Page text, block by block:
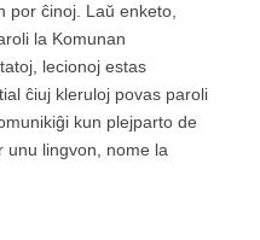
por ĉinoj. Laŭ enketo,
la Komunan
lecionoj estas
ĉiuj kleruloj povas paroli
kun plejparto de
unu lingvon, nome la